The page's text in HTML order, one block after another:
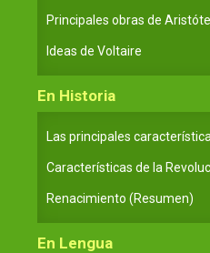
Principales obras de
Ideas de Voltaire
En Historia
Las principales
Características de la
Renacimiento (Resumen)
En Lengua